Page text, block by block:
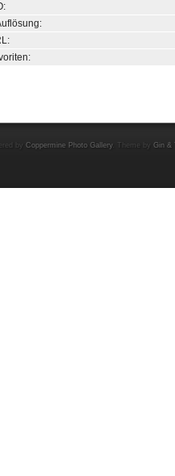
by Coppermine Photo Gallery. Theme by Gin &